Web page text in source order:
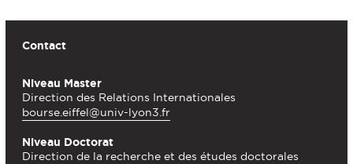
Contact
Niveau Master
Direction des Relations Internationales
bourse.eiffel@univ-lyon3.fr
Niveau Doctorat
Direction de la recherche et des études doctorales